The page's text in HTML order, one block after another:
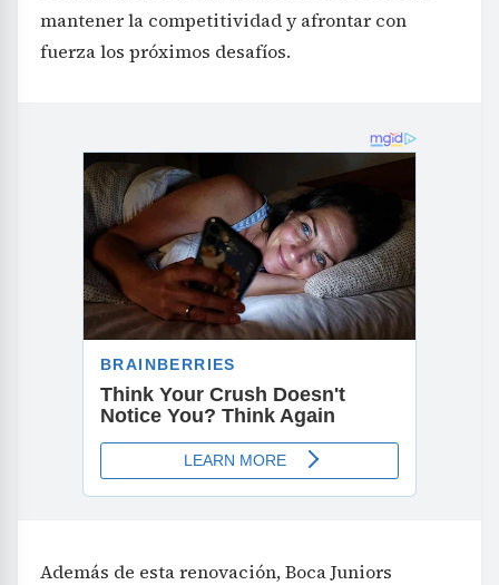
mantener la competitividad y afrontar con
fuerza los próximos desafíos.
Además de esta renovación, Boca Juniors